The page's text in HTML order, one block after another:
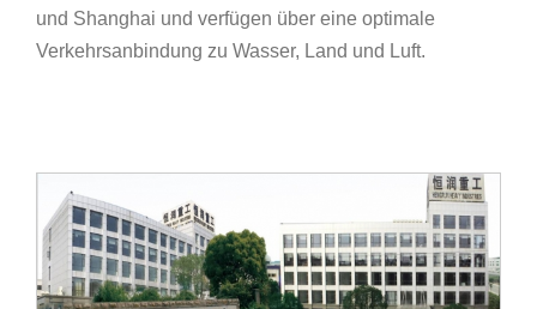
und Shanghai und verfügen über eine optimale
Verkehrsanbindung zu Wasser, Land und Luft.